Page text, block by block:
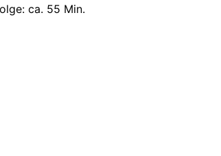
ca. 55 Min.